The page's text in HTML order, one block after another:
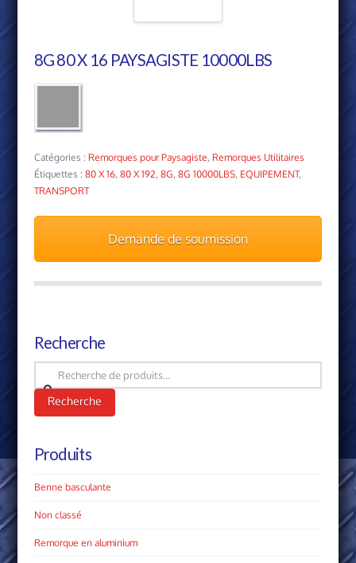
8G 80 X 16 PAYSAGISTE 10000LBS
Catégories : Remorques pour Paysagiste, Remorques Utilitaires
Étiquettes : 80 X 16, 80 X 192, 8G, 8G 10000LBS, EQUIPEMENT,
TRANSPORT
Demande de soumission
Recherche
Recherche
pour :
Recherche
Produits
Benne basculante
Non classé
Remorque en aluminium